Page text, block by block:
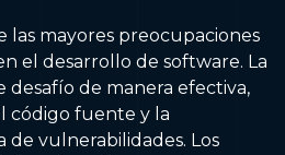
las mayores preocupaciones
el desarrollo de software. La
desafío de manera efectiva,
código fuente y la
de vulnerabilidades. Los